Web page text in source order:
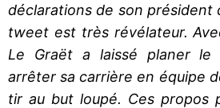
déclarations de son président
tweet est très révélateur.
Le Graët a laissé planer le
arrêter sa carrière en équipe
tir au but loupé. Ces propos